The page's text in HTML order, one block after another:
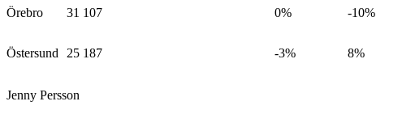
Örebro 31 107 0% -10%
Östersund 25 187 -3% 8%
Jenny Persson